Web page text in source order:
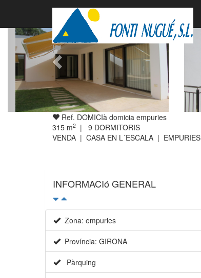
Ref. DOMICIà domicia empuries
315 m2 | 9 DORMITORIS
VENDA | CASA EN L´ESCALA | EMPURIES
INFORMACIó GENERAL
Zona: empuries
Província: GIRONA
Pàrquing